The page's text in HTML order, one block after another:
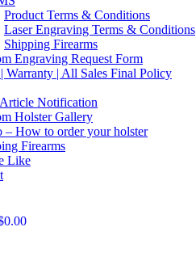
Product Terms & Conditions
Laser Engraving Terms & Conditions
Shipping Firearms
Engraving Request Form
Warranty | All Sales Final Policy
Notification
Holster Gallery
– How to order your holster
Firearms
Like